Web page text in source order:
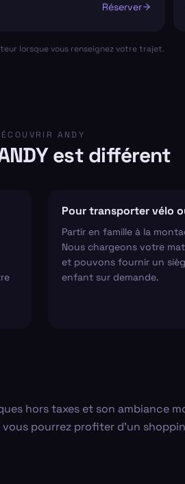
Réserver
lorsque vous renseignez votre trajet.
ANDY
est différent
Pour transporter vélo
Partir en famille à la
Nous chargeons votre
et pouvons fournir un
enfant sur demande.
hors taxes et son ambiance
pourrez profiter d'un